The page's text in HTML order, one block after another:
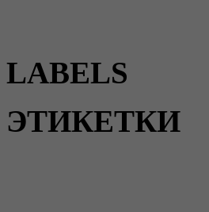
LABELS
ЭТИКЕТКИ